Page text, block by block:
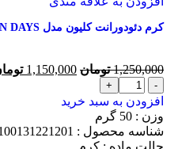
کرم دئودورانت کلیون مدل SEVEN DAYS حجم 25 میل
1,250,000 تومان 1,150,000
افزودن به سبد خرید
وزن : 50
گرم
شناسه محصول :
حالت ماده : کرم